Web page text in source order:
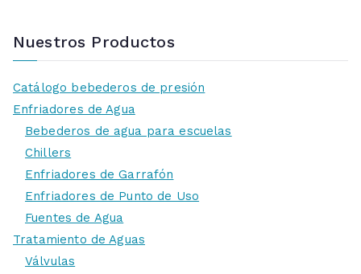
Nuestros Productos
Catálogo bebederos de presión
Enfriadores de Agua
Bebederos de agua para escuelas
Chillers
Enfriadores de Garrafón
Enfriadores de Punto de Uso
Fuentes de Agua
Tratamiento de Aguas
Válvulas